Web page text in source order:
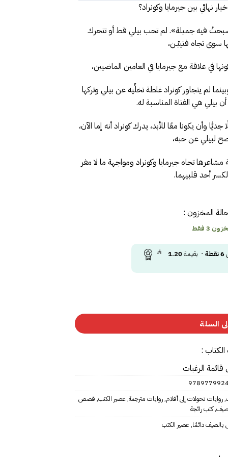
نهائي بين جيرمايا وكونراد؟
فيه جميلة». لم تحب بيلي قط أو تتحرك
سوى تجاه فتييْـن،
في علاقة مع جيرمايا في العامين الماضيين،
لم يتجاوز كونراد غلطة تخلِّيه عن بيلي وتركها
بيلي هي الفتاة المناسبة له.
وأن يكونا معًا للأبد، يدرك كونراد أنه إما الآن،
لبيلي عن حبه،
تجاه جيرمايا وكونراد ومواجهة ما لا مفر
أحد قلبيهما.
المخزون :
3 فقط
6نقطة- بقيمة1.20
السلة
:
قائمة الرغبات
,روايات تحولات إلى أفلام,روايات مترجمة,عصير الكتب, قصص
,كتب رائجة
دائمًا,عصير الكتب